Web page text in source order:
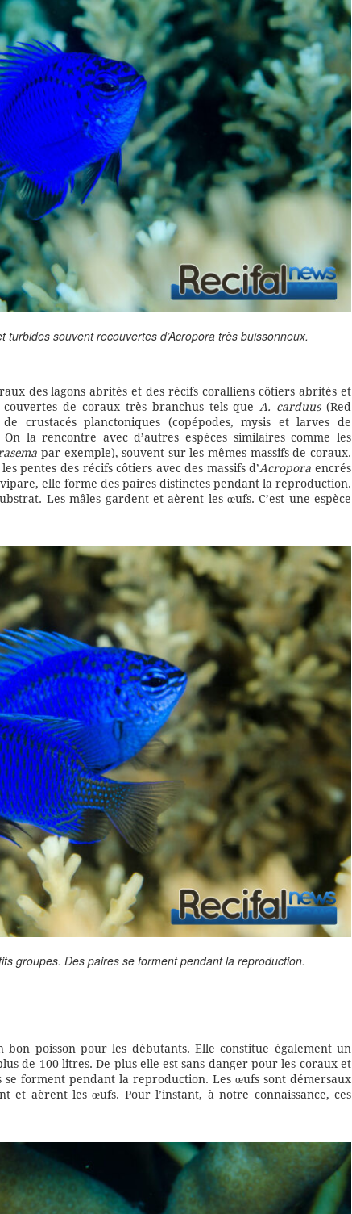
souvent recouvertes d’Acropora très buissonneux.
des lagons abrités et des récifs coralliens côtiers abrités et
de coraux très branchus tels queA. carduus(Red
crustacés planctoniques (copépodes, mysis et larves de
la rencontre avec d’autres espèces similaires comme les
par exemple), souvent sur les mêmes massifs de coraux.
pentes des récifs côtiers avec des massifs d’Acropora encrés
elle forme des paires distinctes pendant la reproduction.
Les mâles gardent et aèrent les œufs. C’est une espèce
groupes. Des paires se forment pendant la reproduction.
poisson pour les débutants. Elle constitue également un
de 100 litres. De plus elle est sans danger pour les coraux et
forment pendant la reproduction. Les œufs sont démersaux
et aèrent les œufs. Pour l’instant, à notre connaissance, ces